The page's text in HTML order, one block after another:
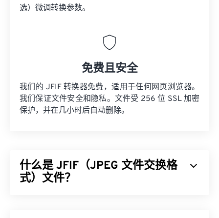
选）微调转换参数。
免费且安全
我们的 JFIF 转换器免费，适用于任何网页浏览器。
我们保证文件安全和隐私。文件受 256 位 SSL 加密
保护，并在几小时后自动删除。
什么是 JFIF（JPEG 文件交换格
式）文件？